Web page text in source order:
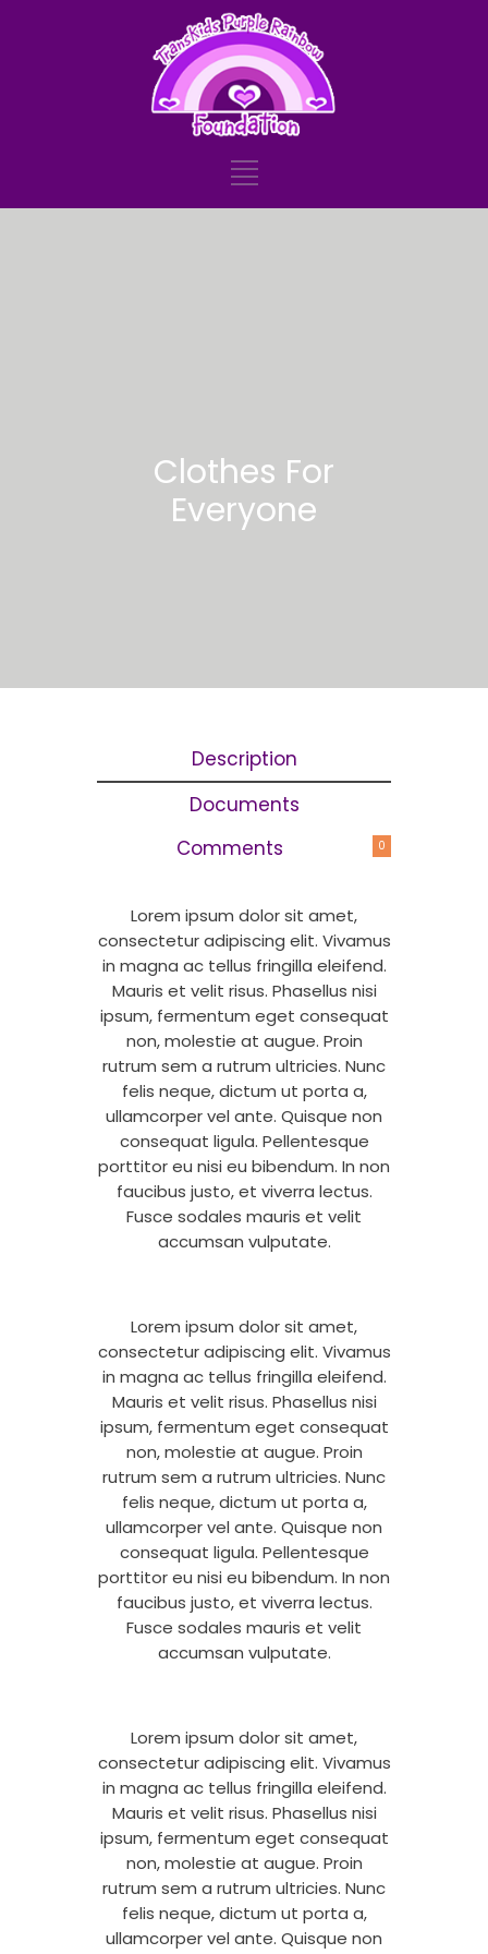
Clothes For
Everyone
Description
Documents
Comments
0
Lorem ipsum dolor sit amet,
consectetur adipiscing elit. Vivamus
in magna ac tellus fringilla eleifend.
Mauris et velit risus. Phasellus nisi
ipsum, fermentum eget consequat
non, molestie at augue. Proin
rutrum sem a rutrum ultricies. Nunc
felis neque, dictum ut porta a,
ullamcorper vel ante. Quisque non
consequat ligula. Pellentesque
porttitor eu nisi eu bibendum. In non
faucibus justo, et viverra lectus.
Fusce sodales mauris et velit
accumsan vulputate.
Lorem ipsum dolor sit amet,
consectetur adipiscing elit. Vivamus
in magna ac tellus fringilla eleifend.
Mauris et velit risus. Phasellus nisi
ipsum, fermentum eget consequat
non, molestie at augue. Proin
rutrum sem a rutrum ultricies. Nunc
felis neque, dictum ut porta a,
ullamcorper vel ante. Quisque non
consequat ligula. Pellentesque
porttitor eu nisi eu bibendum. In non
faucibus justo, et viverra lectus.
Fusce sodales mauris et velit
accumsan vulputate.
Lorem ipsum dolor sit amet,
consectetur adipiscing elit. Vivamus
in magna ac tellus fringilla eleifend.
Mauris et velit risus. Phasellus nisi
ipsum, fermentum eget consequat
non, molestie at augue. Proin
rutrum sem a rutrum ultricies. Nunc
felis neque, dictum ut porta a,
ullamcorper vel ante. Quisque non